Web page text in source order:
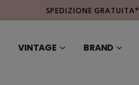
SPEDIZIONE GRATUITA*
VINTAGE BRAND